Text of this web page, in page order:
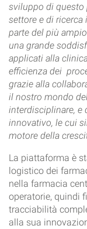
sviluppo di questo
settore e di
parte del più
una grande
applicati alla
efficienza dei
grazie alla
il nostro mondo
interdisciplinare, e
innovativo, le cui
motore della
La piattaforma è
logistico dei
nella farmacia
operatorie, quindi
tracciabilità
alla sua